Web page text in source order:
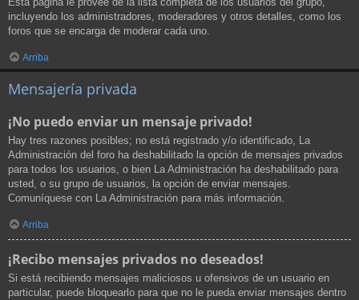
incluyendo los administradores, moderadores y otros detalles, como los
foros que se encarga de moderar cada uno.
Arriba
Mensajería privada
¡No puedo enviar un mensaje privado!
Hay tres razones posibles; no está registrado y/o identificado, La
Administración del foro ha deshabilitado la opción de mensajes privados
para todos los usuarios, o bien La Administración ha deshabilitado para
usted, o su grupo de usuarios, la opción de enviar mensajes.
Comuníquese con La Administración para más información.
Arriba
¡Recibo mensajes privados no deseados!
Si está recibiendo mensajes maliciosos u ofensivos de un usuario en
particular, puede bloquearlo para que no le pueda enviar mensajes dentro